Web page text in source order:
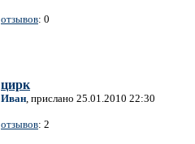
отзывов: 0
цирк
Иван, прислано 25.01.2010 22:30
отзывов: 2